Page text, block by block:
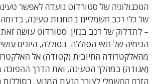
הטכנולוגיה של סטורדוט נועדה לאפשר
של כלי רכב חשמליים בתחנות טעינה,
– לתדלוק של רכב בנזין. סטורדוט עושה
הכימיה של תאי הסוללה. בסוללה, היונים
מהאלקטרודה החיובית (קטודה) אל
(אנודה) במהלך הטעינה, ואת הדרך
הזרם החשמלי לצורך הנעת המנוע. בסוללות